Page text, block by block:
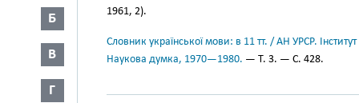
Б
В
Г
1961, 2).
Словник української мови: в 11 тт. / АН УРСР.
Наукова думка, 1970—1980. — Т. 3. — С. 428.